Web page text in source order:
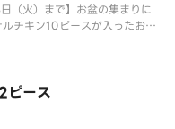
（火）まで】お盆の集まりに
チキン10ピースが入ったおト
状
ピース